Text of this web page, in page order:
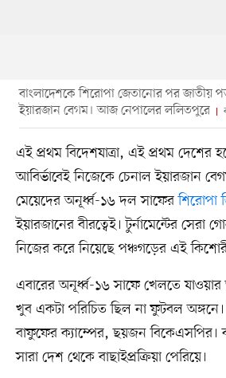
বাংলাদেশকে শিরোপা জেতানোর পর জাতীয়
ইয়ারজান বেগম। আজ নেপালের ললিতপুরে
এই প্রথম বিদেশযাত্রা, এই প্রথম দেশের
আবির্ভাবেই নিজেকে চেনাল ইয়ারজান
মেয়েদের অনূর্ধ্ব-১৬ দল সাফেরশিরোপা
ইয়ারজানের বীরত্বেই। টুর্নামেন্টের সেরা
নিজের করে নিয়েছে পঞ্চগড়ের এই
এবারের অনূর্ধ্ব-১৬ সাফে খেলতে
খুব একটা পরিচিত ছিল না ফুটবল
বাফুফের ক্যাম্পের, ছয়জন বিকেএসপির।
সারা দেশ থেকে বাছাইপ্রক্রিয়া পেরিয়ে।